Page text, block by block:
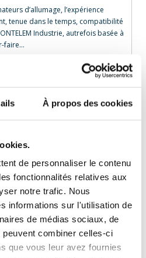
À propos des cookies
de personnaliser le contenu
fonctionnalités relatives aux
notre trafic. Nous
informations sur l'utilisation de
de médias sociaux, de
combiner celles-ci
que vous leur avez fournies
d’allumage, l’expérience
tenue dans le temps, compatibilité
Industrie, autrefois basée à
faire…